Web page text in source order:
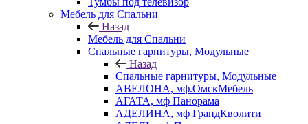
Мебель для Спальни
Назад
Мебель для Спальни
Спальные гарнитуры, Модульные
Назад
Спальные гарнитуры, Модульные
АВЕЛОНА, мф.ОмскМебель
АГАТА, мф Панорама
АДЕЛИНА, мф ГрандКволити